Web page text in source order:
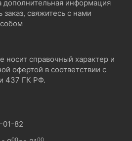
дополнительная информация
свяжитесь с нами
носит справочный характер и
офертой в соответствии с
437 ГК РФ.
01-82